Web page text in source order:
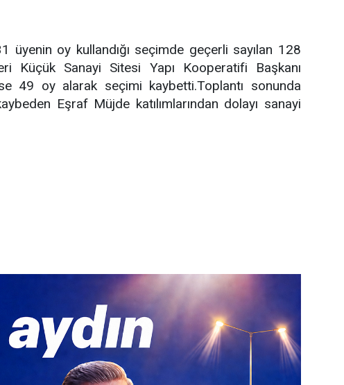
üyenin oy kullandığı seçimde geçerli sayılan 128
Küçük Sanayi Sitesi Yapı Kooperatifi Başkanı
49 oy alarak seçimi kaybetti.Toplantı sonunda
Eşraf Müjde katılımlarından dolayı sanayi